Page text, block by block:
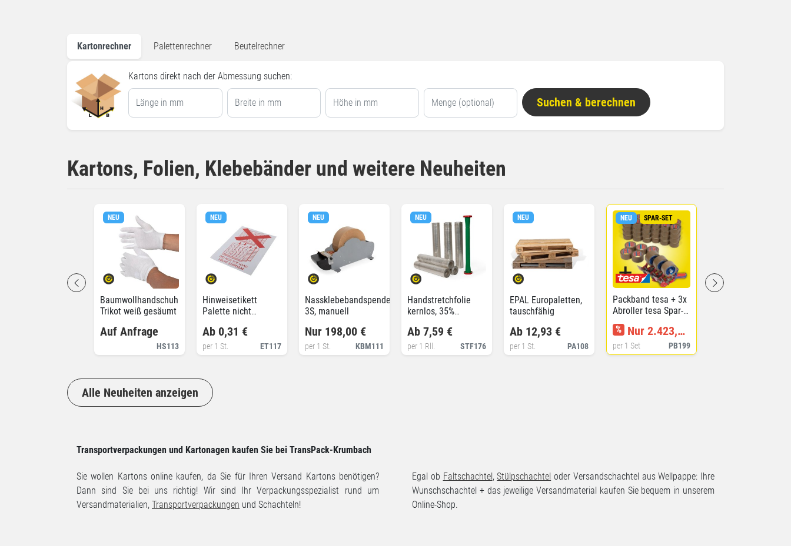
Kartonrechner Palettenrechner Beutelrechner
Kartons direkt nach der Abmessung suchen:
Suchen & berechnen
Kartons, Folien, Klebebänder und weitere Neuheiten
NEU
Baumwollhandschuh
Trikot weiß gesäumt
HS113
Auf Anfrage
NEU
Hinweisetikett
Palette nicht
ET117
Ab 0,31 €
per 1 St.
NEU
Nassklebebandspender
3S, manuell
KBM111
Nur 198,00 €
per 1 St.
NEU
Handstretchfolie
kernlos, 35%
STF176
Ab 7,59 €
per 1 Rll.
NEU
EPAL Europaletten,
tauschfähig
PA108
Ab 12,93 €
per 1 St.
NEU SPAR-SET
Packband tesa + 3x
Abroller tesa Spar-
Set
PB199
% Nur 2.423,72 €
per 1 Set
Alle Neuheiten anzeigen
Transportverpackungen und Kartonagen kaufen Sie bei TransPack-Krumbach
Sie wollen Kartons online kaufen, da Sie für Ihren Versand Kartons benötigen?
Dann sind Sie bei uns richtig! Wir sind Ihr Verpackungsspezialist rund um
Versandmaterialien, Transportverpackungen und Schachteln!
Egal ob Faltschachtel,Stülpschachtel oder Versandschachtel aus Wellpappe: Ihre
Wunschschachtel + das jeweilige Versandmaterial kaufen Sie bequem in unserem
Online-Shop.